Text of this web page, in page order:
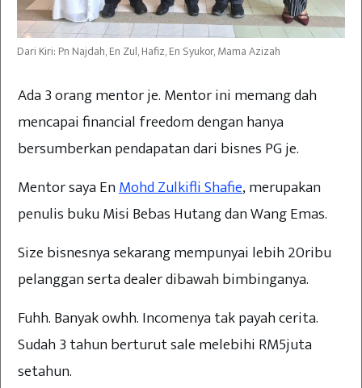
Dari Kiri: Pn Najdah, En Zul, Hafiz, En Syukor, Mama Azizah
Ada 3 orang mentor je. Mentor ini memang dah
mencapai financial freedom dengan hanya
bersumberkan pendapatan dari bisnes PG je.
Mentor saya EnMohd Zulkifli Shafie, merupakan
penulis buku Misi Bebas Hutang dan Wang Emas.
Size bisnesnya sekarang mempunyai lebih 20ribu
pelanggan serta dealer dibawah bimbinganya.
Fuhh. Banyak owhh. Incomenya tak payah cerita.
Sudah 3 tahun berturut sale melebihi RM5juta
setahun.